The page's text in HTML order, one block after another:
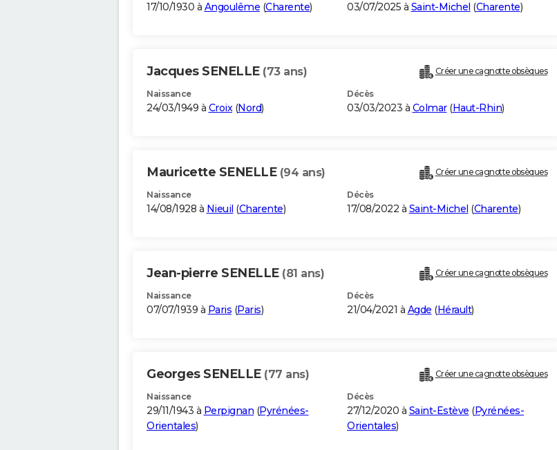
17/10/1930 à Angoulême (Charente) 03/07/2025 à Saint-Michel (Charente)
Jacques SENELLE (73 ans) Créer une cagnotte obsèques
Naissance
24/03/1949 à Croix(Nord)
Décès
03/03/2023 à Colmar(Haut-Rhin)
Mauricette SENELLE (94 ans) Créer une cagnotte obsèques
Naissance
14/08/1928 à Nieuil (Charente)
Décès
17/08/2022 à Saint-Michel (Charente)
Jean-pierre SENELLE (81 ans) Créer une cagnotte obsèques
Naissance
07/07/1939 à Paris (Paris)
Décès
21/04/2021 à Agde (Hérault)
Georges SENELLE (77 ans) Créer une cagnotte obsèques
Naissance
29/11/1943 à Perpignan (Pyrénées-
Orientales)
Décès
27/12/2020 à Saint-Estève (Pyrénées-
Orientales)